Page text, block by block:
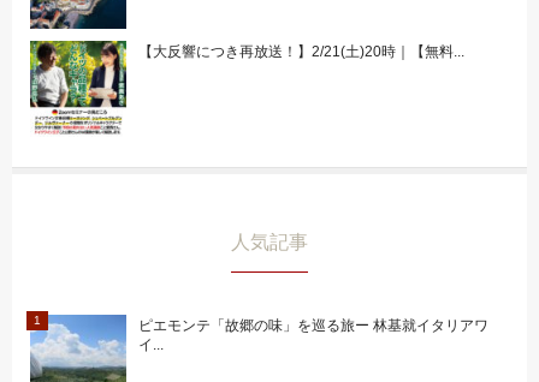
【大反響につき再放送！】2/21(土)20時｜【無料...
人気記事
ピエモンテ「故郷の味」を巡る旅ー 林基就イタリアワ
イ...